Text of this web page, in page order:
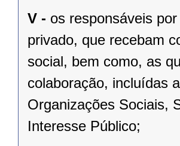
V - os responsáveis
privado, que recebam
social, bem como, as
colaboração, incluídas
Organizações Sociais,
Interesse Público;